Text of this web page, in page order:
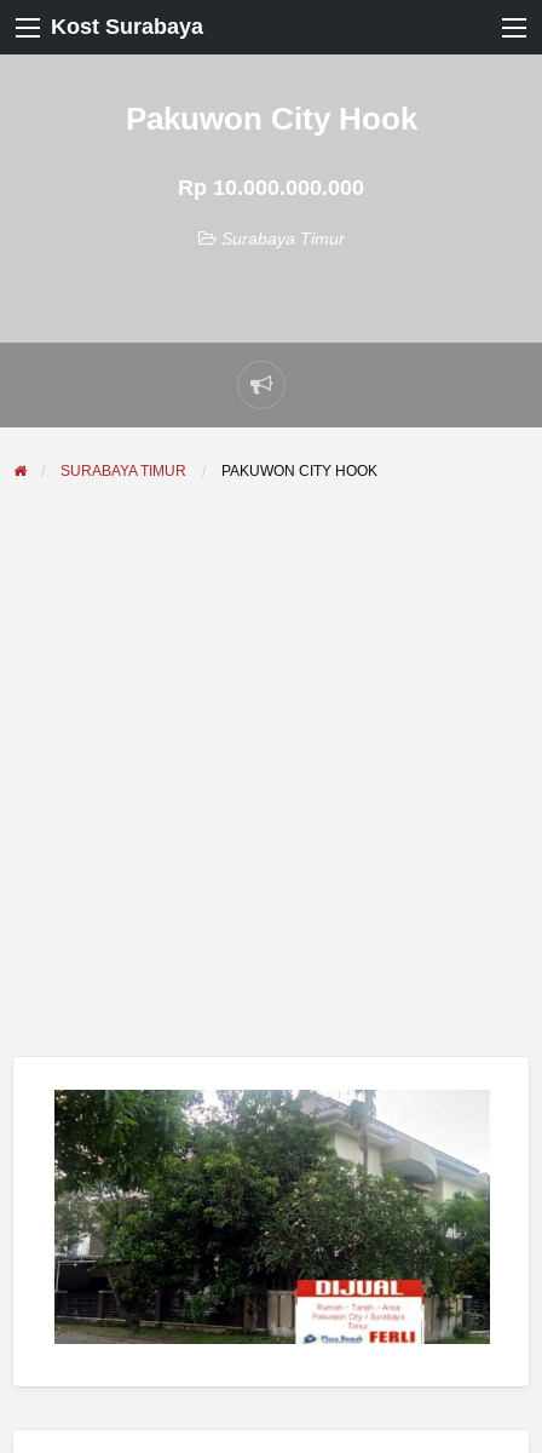
Kost Surabaya
Pakuwon City Hook
Rp 10.000.000.000
Surabaya Timur
Laporkan
masalah
SURABAYA TIMUR PAKUWON CITY HOOK